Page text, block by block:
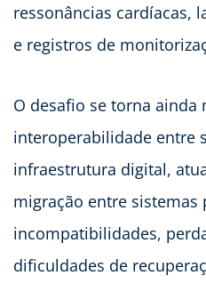
ressonâncias cardíacas,
e registros de
O desafio se torna
interoperabilidade entre
infraestrutura digital,
migração entre sistemas
incompatibilidades,
dificuldades de